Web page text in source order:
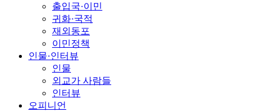
출입국·이민
귀화·국적
재외동포
이민정책
인물·인터뷰
인물
외교가 사람들
인터뷰
오피니언